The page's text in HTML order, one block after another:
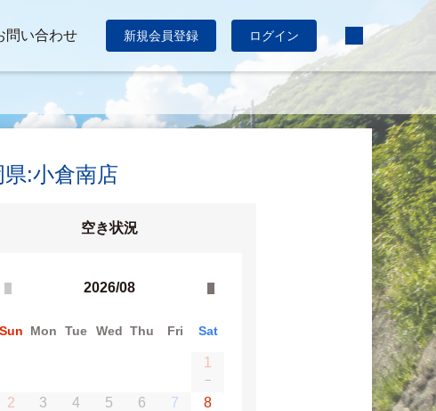
問い合わせ 新規会員登録 ログイン
県:小倉南店
空き状況
2026/08
Sun Mon Tue Wed Thu Fri Sat
1
−
2 3 4 5 6 7 8